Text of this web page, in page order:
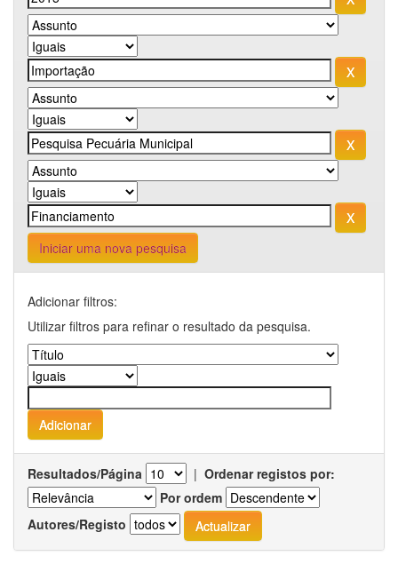
Iniciar uma nova pesquisa
Adicionar filtros:
Utilizar filtros para refinar o resultado da pesquisa.
Resultados/Página | Ordenar registos por:
Por ordem
Autores/Registo